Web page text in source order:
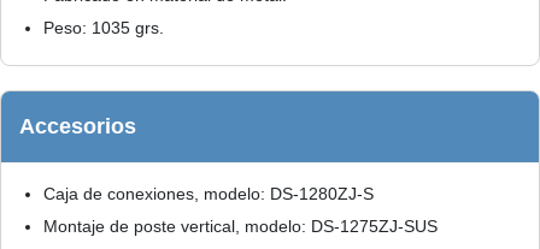
Peso: 1035 grs.
Accesorios
Caja de conexiones, modelo: DS-1280ZJ-S
Montaje de poste vertical, modelo: DS-1275ZJ-SUS